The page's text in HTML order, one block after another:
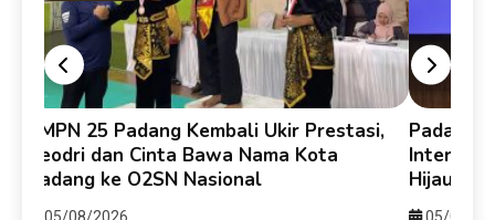
SMPN 25 Padang Kembali Ukir Prestasi,
Veodri dan Cinta Bawa Nama Kota
Padang ke O2SN Nasional
05/08/2026
Padang-
Hijau
05/08/